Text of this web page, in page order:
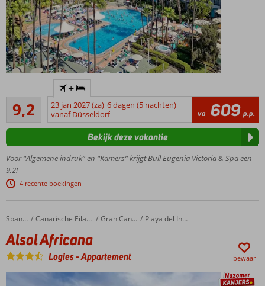
Absolute
favoriet bij
Nederlandse
vakantiegangers!
In het
Playa
Inglés
Gratis toegang
tot het
wellnesscenter
Relax op
9,2Uitstekend
21
beoordelingen
+
23 jan 2027 (za) 6 dagen (5 nachten)
vanaf Düsseldorf
va 609 p.p.
Voor “Algemene indruk” en “Kamers” krijgt Bull Eugenia Victoria & Spa een
9,2!
4 recente boekingen
Bekijk deze vakantie
Home Spanje Canarische Eilanden Gran Canaria Playa del Ingles
Alsol Africana
Alsol Africana
Logies-Appartement bewaar